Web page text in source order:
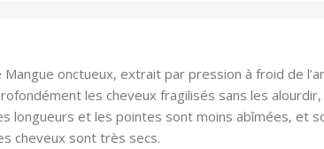
onctueux, extrait par pression à froid de
les cheveux fragilisés sans les
longueurs et les pointes sont moins abîmées, et
cheveux sont très secs.